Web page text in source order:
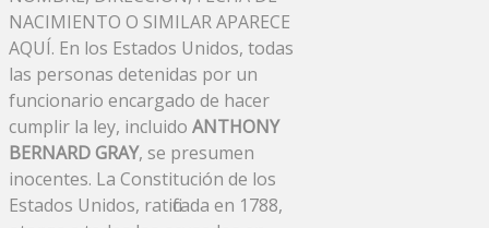
NACIMIENTO O SIMILAR APARECE
AQUÍ. En los Estados Unidos, todas
las personas detenidas por un
funcionario encargado de hacer
cumplir la ley, incluido ANTHONY
BERNARD GRAY, se presumen
inocentes. La Constitución de los
Estados Unidos, ratificada en 1788,